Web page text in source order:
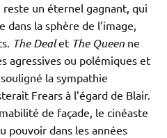
un éternel gagnant, qui
dans la sphère de l’image,
The Dealet The Queen ne
agressives ou polémiques et
la sympathie
Frears à l’égard de Blair.
de façade, le cinéaste
pouvoir dans les années